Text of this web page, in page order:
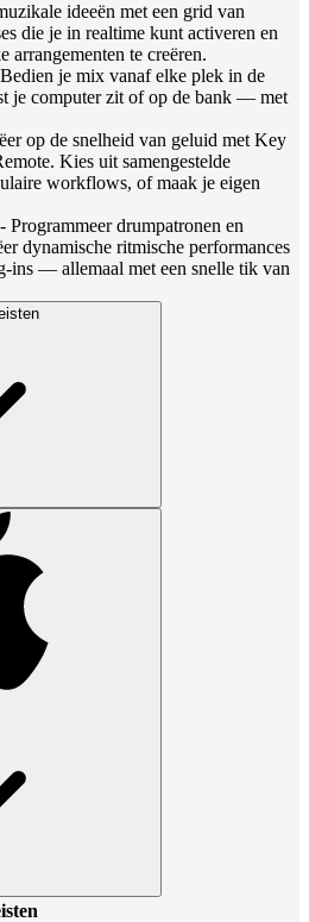
ideeën met een grid van
die je in realtime kunt activeren en
arrangementen te creëren.
je mix vanaf elke plek in de
je computer zit of op de bank — met
op de snelheid van geluid met Key
Kies uit samengestelde
workflows, of maak je eigen
Programmeer drumpatronen en
dynamische ritmische performances
ins — allemaal met een snelle tik van